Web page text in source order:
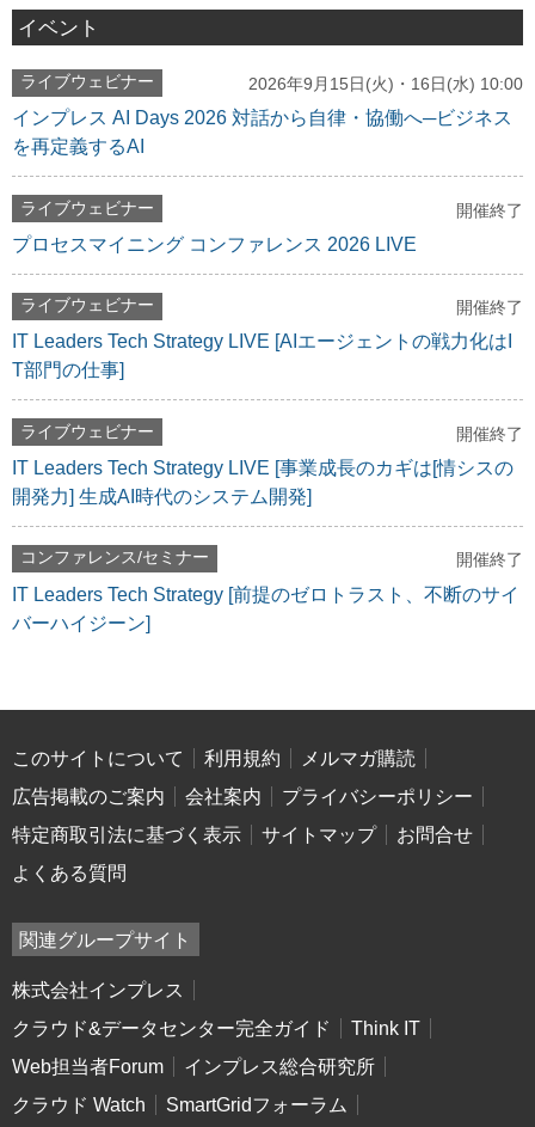
イベント
ライブウェビナー 2026年9月15日(火)・16日(水) 10:00
インプレス AI Days 2026 対話から自律・協働へ─ビジネス
を再定義するAI
ライブウェビナー 開催終了
プロセスマイニング コンファレンス 2026 LIVE
ライブウェビナー 開催終了
IT Leaders Tech Strategy LIVE [AIエージェントの戦力化はI
T部門の仕事]
ライブウェビナー 開催終了
IT Leaders Tech Strategy LIVE [事業成長のカギは[情シスの
開発力] 生成AI時代のシステム開発]
コンファレンス/セミナー 開催終了
IT Leaders Tech Strategy [前提のゼロトラスト、不断のサイ
バーハイジーン]
このサイトについて 利用規約
メルマガ購読
広告掲載のご案内
会社案内
プライバシーポリシー
特定商取引法に基づく表示
サイトマップ
お問合せ
よくある質問
関連グループサイト
株式会社インプレス
クラウド&データセンター完全ガイド
Think IT
Web担当者Forum
インプレス総合研究所
クラウド Watch
SmartGridフォーラム